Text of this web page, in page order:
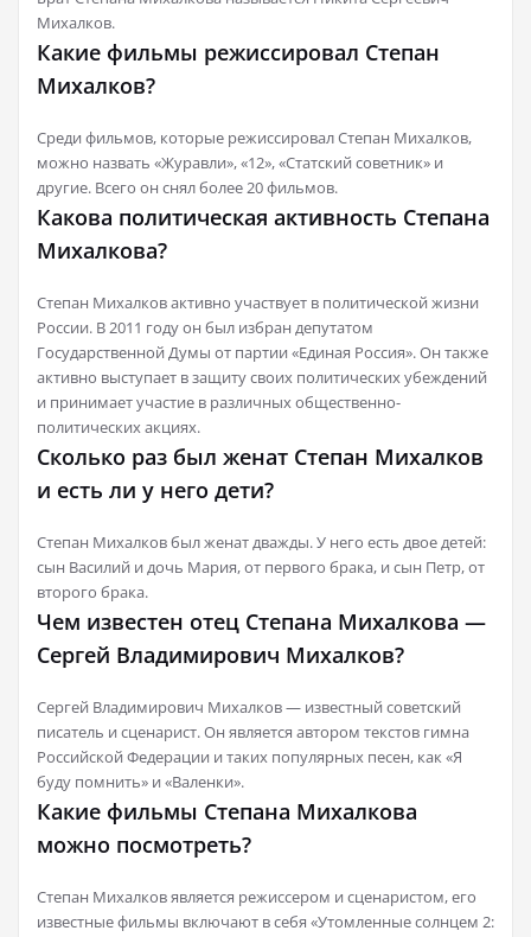
Михалков.
Какие фильмы режиссировал Степан
Михалков?
Среди фильмов, которые режиссировал Степан Михалков,
можно назвать «Журавли», «12», «Статский советник» и
другие. Всего он снял более 20 фильмов.
Какова политическая активность Степана
Михалкова?
Степан Михалков активно участвует в политической жизни
России. В 2011 году он был избран депутатом
Государственной Думы от партии «Единая Россия». Он также
активно выступает в защиту своих политических убеждений
и принимает участие в различных общественно-
политических акциях.
Сколько раз был женат Степан Михалков
и есть ли у него дети?
Степан Михалков был женат дважды. У него есть двое детей:
сын Василий и дочь Мария, от первого брака, и сын Петр, от
второго брака.
Чем известен отец Степана Михалкова —
Сергей Владимирович Михалков?
Сергей Владимирович Михалков — известный советский
писатель и сценарист. Он является автором текстов гимна
Российской Федерации и таких популярных песен, как «Я
буду помнить» и «Валенки».
Какие фильмы Степана Михалкова
можно посмотреть?
Степан Михалков является режиссером и сценаристом, его
известные фильмы включают в себя «Утомленные солнцем 2: